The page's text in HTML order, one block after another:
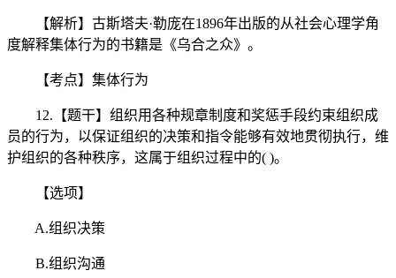
【解析】古斯塔夫·勒庞在1896年出版的从社会心理学角
度解释集体行为的书籍是《乌合之众》。
【考点】集体行为
12.【题干】组织用各种规章制度和奖惩手段约束组织成
员的行为，以保证组织的决策和指令能够有效地贯彻执行，维
护组织的各种秩序，这属于组织过程中的( )。
【选项】
A.组织决策
B.组织沟通